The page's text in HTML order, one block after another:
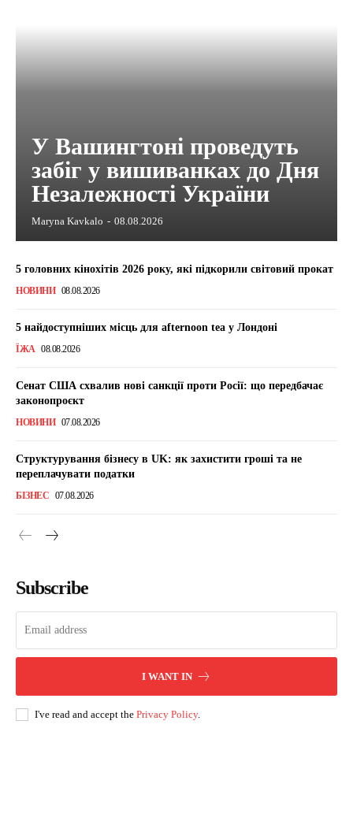
У Вашингтоні проведуть
забіг у вишиванках до Дня
Незалежності України
Maryna Kavkalo - 08.08.2026
5 головних кінохітів 2026 року, які підкорили світовий прокат
НОВИНИ 08.08.2026
5 найдоступніших місць для afternoon tea у Лондоні
ЇЖА 08.08.2026
Сенат США схвалив нові санкції проти Росії: що передбачає
законопроєкт
НОВИНИ 07.08.2026
Структурування бізнесу в UK: як захистити гроші та не
переплачувати податки
БІЗНЕС 07.08.2026
Subscribe
I WANT IN
I've read and accept the Privacy Policy.